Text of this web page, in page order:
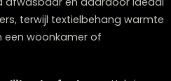
groene tinten, subtiele
materialen